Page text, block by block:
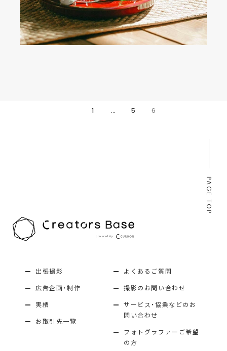
1 … 5 6
PAGE TOP
出張撮影
広告企画・制作
実績
お取引先一覧
よくあるご質問
撮影のお問い合わせ
サービス・協業などのお
問い合わせ
フォトグラファーご希望
の方